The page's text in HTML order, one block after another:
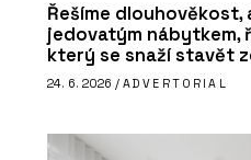
Řešíme dlouhověkost,
jedovatým nábytkem,
který se snaží stavět
24. 6. 2026 / ADVERTORIAL